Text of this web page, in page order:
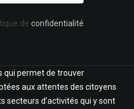
de confidentialité
qui permet de trouver
aux attentes des citoyens
secteurs d’activités qui y sont